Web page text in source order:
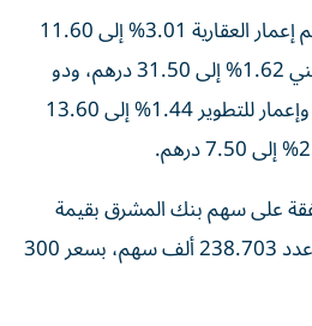
وفي سوق دبي، تراجع سهم إعمار العقارية 3.01% إلى 11.60
درهم، والإمارات دبي الوطني 1.62% إلى 31.50 درهم، ودو
0.49% إلى 12.04 درهم، وإعمار للتطوير 1.44% إلى 13.60
على سهم بنك المشرق بقيمة
71.61 مليون درهم، على عدد 238.703 ألف سهم، بسعر 300